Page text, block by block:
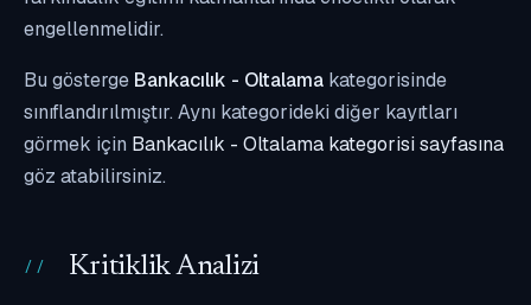
engellenmelidir.
Bu gösterge Bankacılık - Oltalama kategorisinde
sınıflandırılmıştır. Aynı kategorideki diğer kayıtları
görmek için Bankacılık - Oltalama kategorisi sayfasına
göz atabilirsiniz.
Kritiklik Analizi